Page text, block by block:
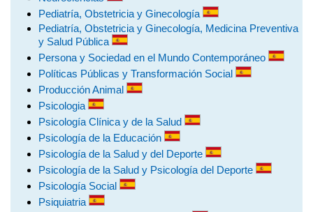
Pediatría, Obstetricia y Ginecología
Pediatría, Obstetricia y Ginecología, Medicina Preventiva
y Salud Pública
Persona y Sociedad en el Mundo Contemporáneo
Políticas Públicas y Transformación Social
Producción Animal
Psicologia
Psicología Clínica y de la Salud
Psicología de la Educación
Psicología de la Salud y del Deporte
Psicología de la Salud y Psicología del Deporte
Psicología Social
Psiquiatria